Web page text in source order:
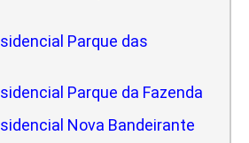
Parque das
Parque da Fazenda
Nova Bandeirante